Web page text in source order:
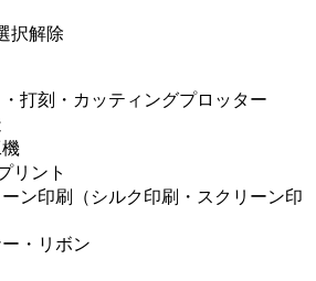
択解除
打刻・カッティングプロッター
リント
ン印刷（シルク印刷・スクリーン印
・リボン